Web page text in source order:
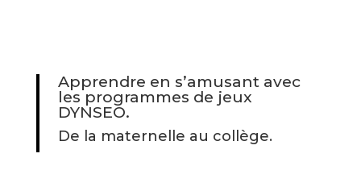
Apprendre en s’amusant avec
les programmes de jeux
DYNSEO.
De la maternelle au collège.